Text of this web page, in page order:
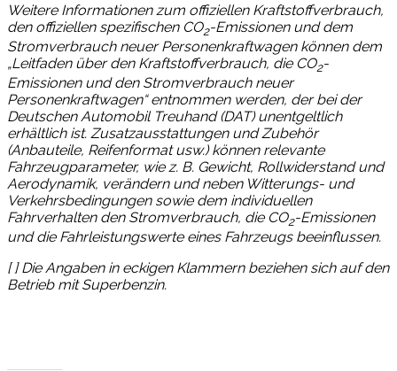
Weitere Informationen zum offiziellen Kraftstoffverbrauch,
den offiziellen spezifischen CO2-Emissionen und dem
Stromverbrauch neuer Personenkraftwagen können dem
„Leitfaden über den Kraftstoffverbrauch, die CO2-
Emissionen und den Stromverbrauch neuer
Personenkraftwagen“ entnommen werden, der bei der
Deutschen Automobil Treuhand (DAT) unentgeltlich
erhältlich ist. Zusatzausstattungen und Zubehör
(Anbauteile, Reifenformat usw.) können relevante
Fahrzeugparameter, wie z. B. Gewicht, Rollwiderstand und
Aerodynamik, verändern und neben Witterungs- und
Verkehrsbedingungen sowie dem individuellen
Fahrverhalten den Stromverbrauch, die CO2-Emissionen
und die Fahrleistungswerte eines Fahrzeugs beeinflussen.
[ ] Die Angaben in eckigen Klammern beziehen sich auf den
Betrieb mit Superbenzin.